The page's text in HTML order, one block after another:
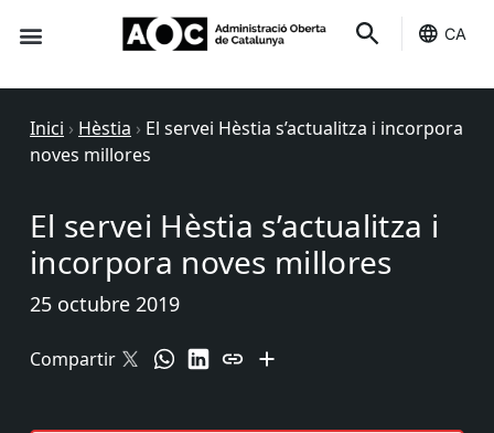
CA
Inici › Hèstia › El servei Hèstia s’actualitza i incorpora
noves millores
El servei Hèstia s’actualitza i
incorpora noves millores
25 octubre 2019
Compartir